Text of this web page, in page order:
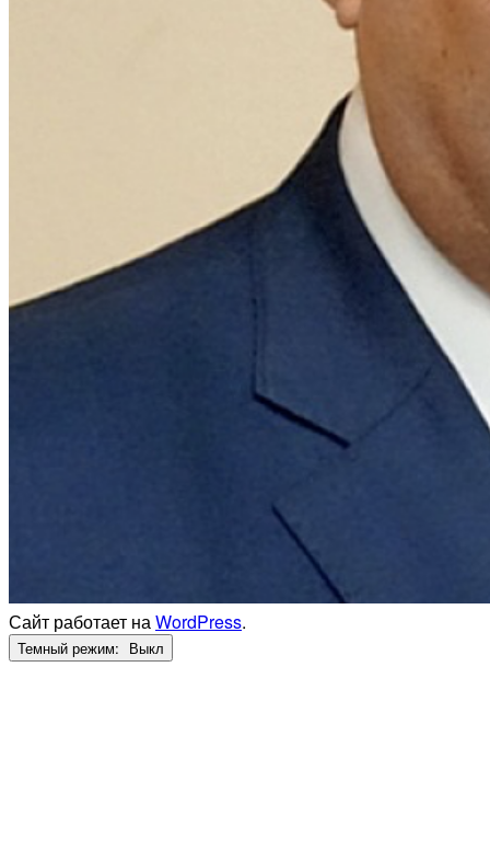
Сайт работает наWordPress.
Темный режим: